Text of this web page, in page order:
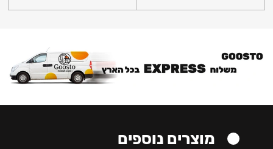
מוצרים נוספים